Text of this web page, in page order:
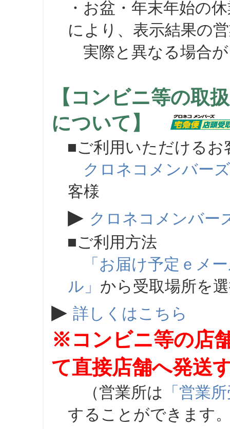
・お盆・年末年始の
により、表示結果の
実際と異なる場合が
【コンビニ等の取
について】
■ご利用いただけるお
クロネコメンバーズ
客様
▶ クロネコメンバー
■ご利用方法
「お届け予定ｅメ
ル」 から受取場所を
▶ 詳しくはこちら
※コンビニ等の店
て直接店舗へ発送
（営業所は 「営業
することができます